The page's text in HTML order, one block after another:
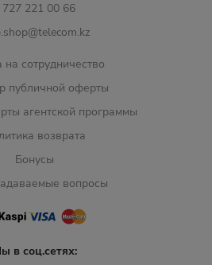
727 221 00 66
на сотрудничество
публичной оферты
агентской программы
возврата
Бонусы
вопросы
в соц.сетях: